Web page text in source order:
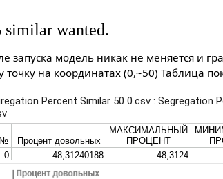
similar wanted.
запуска модель никак не меняется и
точку на координатах (0,~50) Таблица